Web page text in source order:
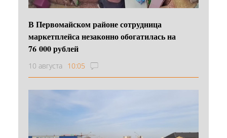
В Первомайском районе сотрудница
маркетплейса незаконно обогатилась на
76 000 рублей
10 августа 10:05